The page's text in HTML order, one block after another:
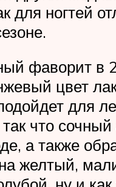
для ногтей
фаворит в
цвет
для
что сочный
а также
желтый,